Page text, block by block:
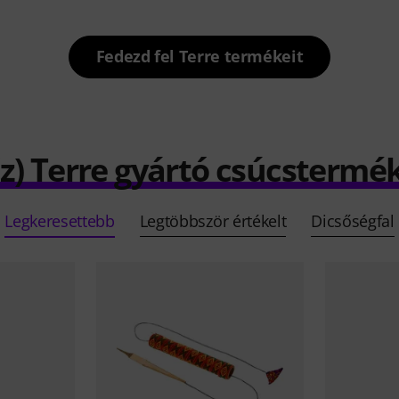
Fedezd fel Terre termékeit
Terre gyártó
Legkeresettebb Legtöbbször értékelt Dicsőségfal